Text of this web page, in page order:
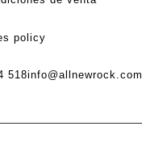
policy
518info@allnewrock.com